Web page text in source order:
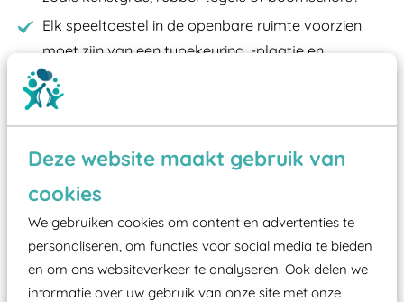
Deze website maakt gebruik van
cookies
We gebruiken cookies om content en advertenties te
personaliseren, om functies voor social media te bieden
en om ons websiteverkeer te analyseren. Ook delen we
informatie over uw gebruik van onze site met onze
Elk speeltoestel in de openbare ruimte voorzien
moet zijn van een typekeuring, -plaatje en
certificering, uitgegeven door een Nederlands
aangewezen keuringsinstantie?
Wij ook speeltoestellen kunnen laten keuren zodat
ze toch binnen het Warenwetbesluit Attractie- en
Past er goed bij